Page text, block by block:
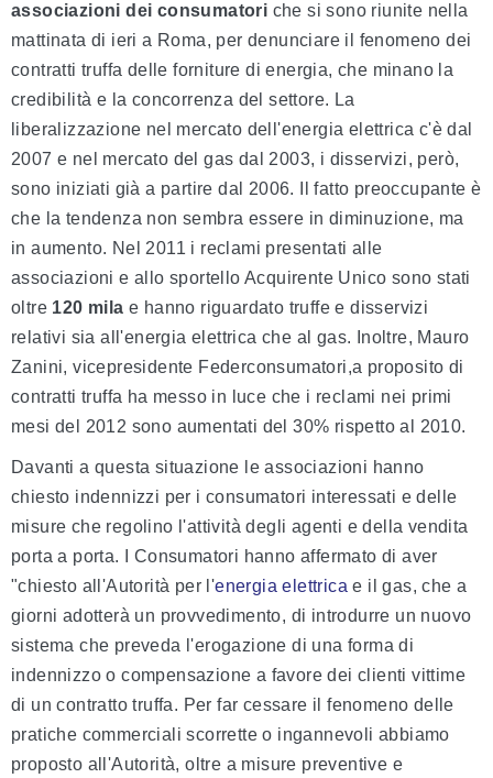
associazioni dei consumatori che si sono riunite nella
mattinata di ieri a Roma, per denunciare il fenomeno dei
contratti truffa delle forniture di energia, che minano la
credibilità e la concorrenza del settore. La
liberalizzazione nel mercato dell'energia elettrica c'è dal
2007 e nel mercato del gas dal 2003, i disservizi, però,
sono iniziati già a partire dal 2006. Il fatto preoccupante è
che la tendenza non sembra essere in diminuzione, ma
in aumento. Nel 2011 i reclami presentati alle
associazioni e allo sportello Acquirente Unico sono stati
oltre 120 mila e hanno riguardato truffe e disservizi
relativi sia all'energia elettrica che al gas. Inoltre, Mauro
Zanini, vicepresidente Federconsumatori,a proposito di
contratti truffa ha messo in luce che i reclami nei primi
mesi del 2012 sono aumentati del 30% rispetto al 2010.
Davanti a questa situazione le associazioni hanno
chiesto indennizzi per i consumatori interessati e delle
misure che regolino l'attività degli agenti e della vendita
porta a porta. I Consumatori hanno affermato di aver
"chiesto all'Autorità per l'energia elettrica e il gas, che a
giorni adotterà un provvedimento, di introdurre un nuovo
sistema che preveda l'erogazione di una forma di
indennizzo o compensazione a favore dei clienti vittime
di un contratto truffa. Per far cessare il fenomeno delle
pratiche commerciali scorrette o ingannevoli abbiamo
proposto all'Autorità, oltre a misure preventive e